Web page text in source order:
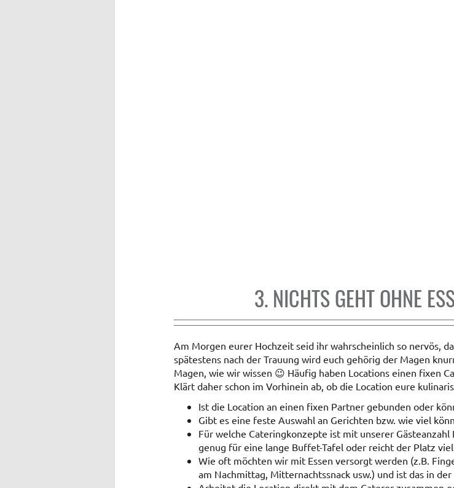
3. NICHTS GEHT OHNE
Am Morgen eurer Hochzeit seid ihr wahrscheinlich so nervös,
spätestens nach der Trauung wird euch gehörig der Magen
Magen, wie wir wissen 😉 Häufig haben Locations einen fixen
Klärt daher schon im Vorhinein ab, ob die Location eure
Ist die Location an einen fixen Partner gebunden oder
Gibt es eine feste Auswahl an Gerichten bzw. wie viel
Für welche Cateringkonzepte ist mit unserer
genug für eine lange Buffet-Tafel oder reicht der Platz
Wie oft möchten wir mit Essen versorgt werden (z.B.
am Nachmittag, Mitternachtssnack usw.) und ist das in